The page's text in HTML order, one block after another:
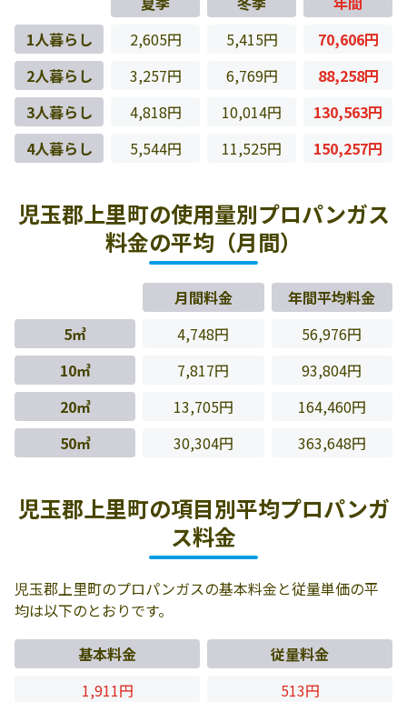
1人暮らし
2,605円 5,415円
70,606円
2人暮らし
3,257円 6,769円
88,258円
3人暮らし
4,818円 10,014円
130,563円
4人暮らし
5,544円 11,525円 150,257円
児玉郡上里町の使用量別プロパンガス
料金の平均（月間）
月間料金
年間平均料金
5㎥
4,748円
56,976円
10㎥
7,817円
93,804円
20㎥
13,705円
164,460円
50㎥
30,304円 363,648円
児玉郡上里町の項目別平均プロパンガ
ス料金
児玉郡上里町のプロパンガスの基本料金と従量単価の平
均は以下のとおりです。
基本料金
従量料金
1,911円
513円